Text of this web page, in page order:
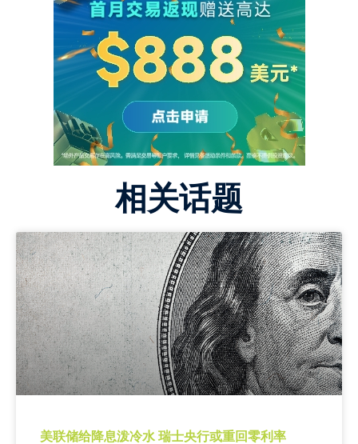
相关话题
美联储给降息泼冷水 瑞士央行或重回零利率